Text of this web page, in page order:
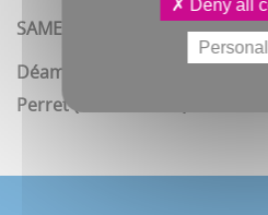
SAMEDI 24 OCTOBRE de 15h
Déambulation de la cour de
Perret (aller - retour)
Deny all